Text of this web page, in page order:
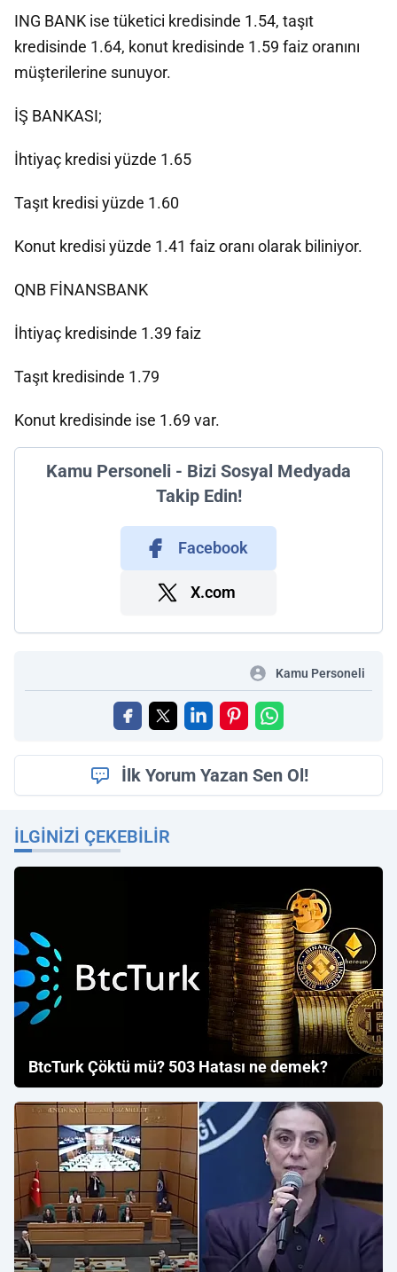
ING BANK ise tüketici kredisinde 1.54, taşıt
kredisinde 1.64, konut kredisinde 1.59 faiz oranını
müşterilerine sunuyor.
İŞ BANKASI;
İhtiyaç kredisi yüzde 1.65
Taşıt kredisi yüzde 1.60
Konut kredisi yüzde 1.41 faiz oranı olarak biliniyor.
QNB FİNANSBANK
İhtiyaç kredisinde 1.39 faiz
Taşıt kredisinde 1.79
Konut kredisinde ise 1.69 var.
Kamu Personeli - Bizi Sosyal Medyada
Takip Edin!
Facebook
X.com
Kamu Personeli
İlk Yorum Yazan Sen Ol!
İLGINIZI ÇEKEBILIR
BtcTurk Çöktü mü? 503 Hatası ne demek?